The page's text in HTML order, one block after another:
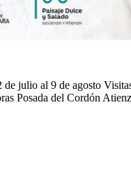
julio al 9 de agosto
Posada del Cordón